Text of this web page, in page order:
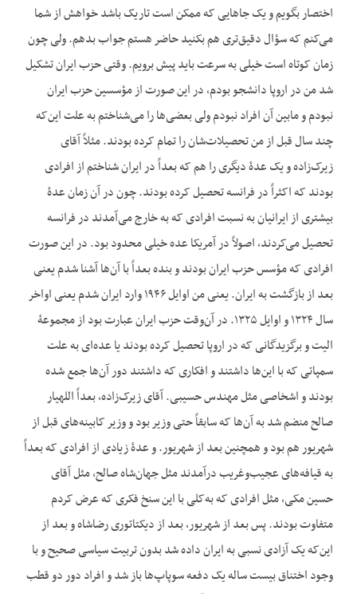
اختصار بگویم و یک جاهایی که ممکن است تاریک باشد خواهش از شما
می‌کنم که سؤال دقیق‌تری هم بکنید حاضر هستم جواب بدهم. ولی چون
زمان کوتاه است خیلی به سرعت باید پیش برویم. وقتی حزب ایران تشکیل
شد من در اروپا دانشجو بودم، در این صورت از مؤسسین حزب ایران
نبودم و مابین آن افراد نبودم ولی بعضی‌ها را می‌شناختم به علت این‌که
چند سال قبل از من تحصیلات‌شان را تمام کرده بودند. مثلاً آقای
زیرک‌زاده و یک عدۀ دیگری را هم که بعداً در ایران شناختم از افرادی
بودند که اکثراً در فرانسه تحصیل کرده بودند. چون در آن زمان عدۀ
بیشتری از ایرانیان به نسبت افرادی که به خارج می‌آمدند در فرانسه
تحصیل می‌کردند، اصولاً در آمریکا عده خیلی محدود بود. در این صورت
افرادی که مؤسس حزب ایران بودند و بنده بعداً با آن‌ها آشنا شدم یعنی
بعد از بازگشت به ایران. یعنی من اوایل ۱۹۴۶ وارد ایران شدم یعنی اواخر
سال ۱۳۲۴ و اوایل ۱۳۲۵. در آن‌وقت حزب ایران عبارت بود از مجموعۀ
الیت و برگزیدگانی که در اروپا تحصیل کرده بودند یا عده‌ای به علت
سمپاتی که با این‌ها داشتند و افکاری که داشتند دور آن‌ها جمع شده
بودند و اشخاصی مثل مهندس حسیبی. آقای زیرک‌زاده، بعداً اللهیار
صالح منضم شد به آن‌ها که سابقاً حتی وزیر بود و وزیر کابینه‌های قبل از
شهریور هم بود و همچنین بعد از شهریور. و عدۀ زیادی از افرادی که بعداً
به قیافه‌های عجیب‌وغریب درآمدند مثل جهان‌شاه صالح، مثل آقای
حسین مکی، مثل افرادی که به‌کلی با این سنخ فکری که عرض کردم
متفاوت بودند. پس بعد از شهریور، بعد از دیکتاتوری رضاشاه و بعد از
این‌که یک آزادی نسبی به ایران داده شد بدون تربیت سیاسی صحیح و با
وجود اختناق بیست ساله یک دفعه سوپاپ‌ها باز شد و افراد دور دو قطب